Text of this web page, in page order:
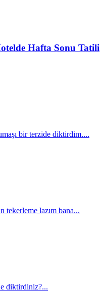
Hafta Sonu Tatili
bir terzide diktirdim....
tekerleme lazım bana...
diktirdiniz?...